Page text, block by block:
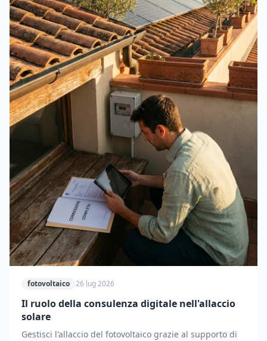
fotovoltaico 26 lug 2026
Il ruolo della consulenza digitale nell'allaccio
solare
Gestisci l'allaccio del fotovoltaico grazie al supporto di